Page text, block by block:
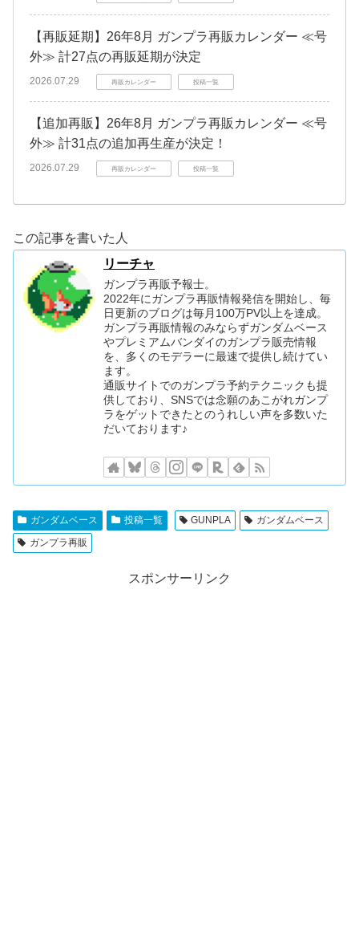
【再販延期】26年8月 ガンプラ再販カレンダー ≪号
外≫ 計27点の再販延期が決定
2026.07.29 再販カレンダー 投稿一覧
【追加再販】26年8月 ガンプラ再販カレンダー ≪号
外≫ 計31点の追加再生産が決定！
2026.07.29 再販カレンダー 投稿一覧
この記事を書いた人
リーチャ
ガンプラ再販予報士。
2022年にガンプラ再販情報発信を開始し、毎
日更新のブログは毎月100万PV以上を達成。
ガンプラ再販情報のみならずガンダムベース
やプレミアムバンダイのガンプラ販売情報
を、多くのモデラーに最速で提供し続けてい
ます。
通販サイトでのガンプラ予約テクニックも提
供しており、SNSでは念願のあこがれガンプ
ラをゲットできたとのうれしい声を多数いた
だいております♪
ガンダムベース 投稿一覧 GUNPLA
ガンダムベース
ガンプラ再販
スポンサーリンク